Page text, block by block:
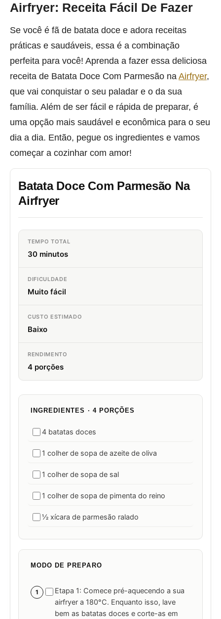
Airfryer: Receita Fácil De Fazer
Se você é fã de batata doce e adora receitas
práticas e saudáveis, essa é a combinação
perfeita para você! Aprenda a fazer essa deliciosa
receita de Batata Doce Com Parmesão na Airfryer,
que vai conquistar o seu paladar e o da sua
família. Além de ser fácil e rápida de preparar, é
uma opção mais saudável e econômica para o seu
dia a dia. Então, pegue os ingredientes e vamos
começar a cozinhar com amor!
Batata Doce Com Parmesão Na
Airfryer
TEMPO TOTAL
30 minutos
DIFICULDADE
Muito fácil
CUSTO ESTIMADO
Baixo
RENDIMENTO
4 porções
INGREDIENTES · 4 PORÇÕES
4 batatas doces
1 colher de sopa de azeite de oliva
1 colher de sopa de sal
1 colher de sopa de pimenta do reino
½ xícara de parmesão ralado
MODO DE PREPARO
1
Etapa 1: Comece pré-aquecendo a sua
airfryer a 180°C. Enquanto isso, lave
bem as batatas doces e corte-as em